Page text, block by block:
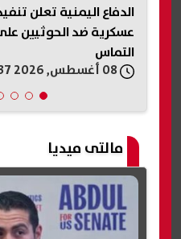
ضغوط أمريكية على
إطلاق النار في غزة
مالتى ميديا